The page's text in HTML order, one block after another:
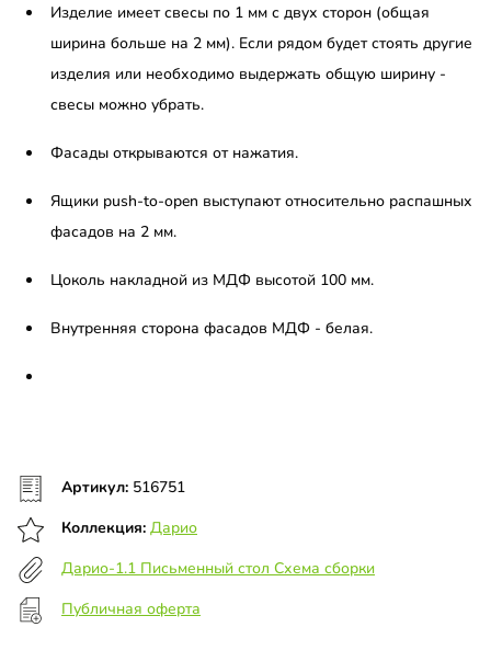
Изделие имеет свесы по 1 мм с двух сторон (общая
ширина больше на 2 мм). Если рядом будет стоять другие
изделия или необходимо выдержать общую ширину -
свесы можно убрать.
Фасады открываются от нажатия.
Ящики push-to-open выступают относительно распашных
фасадов на 2 мм.
Цоколь накладной из МДФ высотой 100 мм.
Внутренняя сторона фасадов МДФ - белая.
Артикул: 516751
Коллекция: Дарио
Дарио-1.1 Письменный стол Схема сборки
Публичная оферта